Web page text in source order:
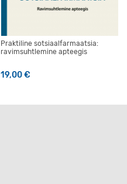
Praktiline sotsiaalfarmaatsia:
ravimsuhtlemine apteegis
19,00€